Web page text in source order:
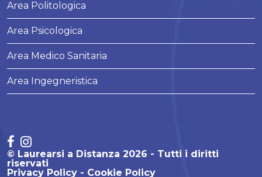
Area Politologica
Area Psicologica
Area Medico Sanitaria
Area Ingegneristica
© Laurearsi a Distanza 2026 - Tutti i diritti
riservati
Privacy Policy
Cookie Policy